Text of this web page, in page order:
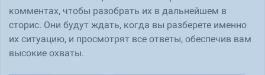
комментах, чтобы разобрать их в дальнейшем в
сторис. Они будут ждать, когда вы разберете именно
их ситуацию, и просмотрят все ответы, обеспечив вам
высокие охваты.